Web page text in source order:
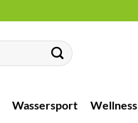
Wassersport Wellness